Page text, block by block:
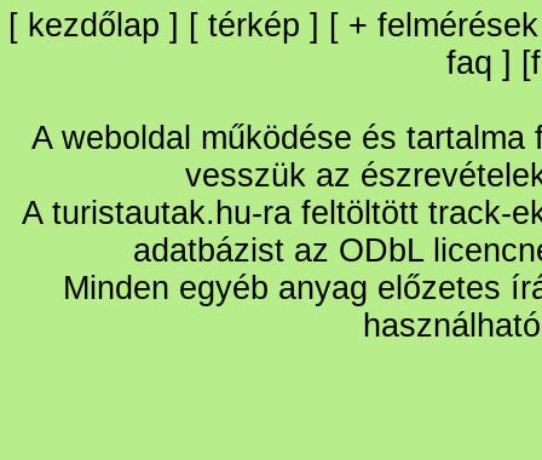
[ kezdőlap ] [ térkép ] [ + felmérések
faq ] [
A weboldal működése és
vesszük az
A turistautak.hu-ra feltöltött track-
adatbázist az ODbL
Minden egyéb anyag előzetes